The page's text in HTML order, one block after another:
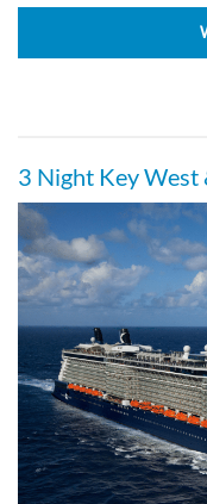
Signature Suite-[SG]
Lido Deck
Suite
3 Night Key West